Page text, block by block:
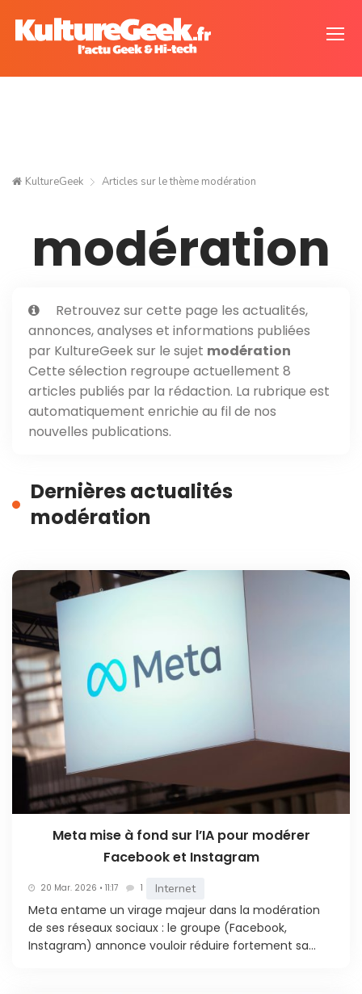
KultureGeek Articles sur le thème modération
modération
Retrouvez sur cette page les actualités,
annonces, analyses et informations publiées
par KultureGeek sur le sujet modération
Cette sélection regroupe actuellement 8
articles publiés par la rédaction. La rubrique est
automatiquement enrichie au fil de nos
nouvelles publications.
Dernières actualités
modération
Meta mise à fond sur l’IA pour modérer
Facebook et Instagram
20 Mar. 2026 • 11:17 1 Internet
Meta entame un virage majeur dans la modération
de ses réseaux sociaux : le groupe (Facebook,
Instagram) annonce vouloir réduire fortement sa...